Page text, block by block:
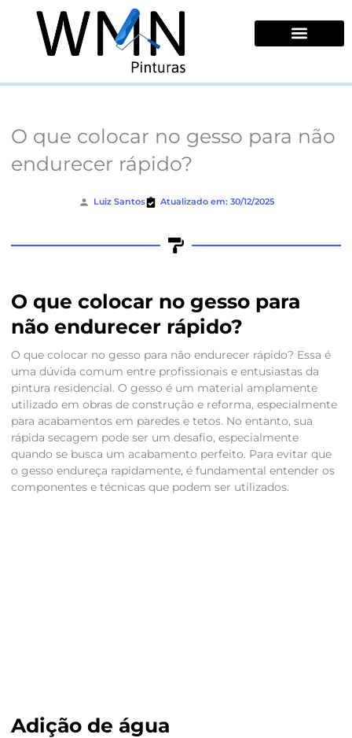
conteúdo
O que colocar no gesso para não
endurecer rápido?
Luiz Santos Atualizado em: 30/12/2025
O que colocar no gesso para
não endurecer rápido?
O que colocar no gesso para não endurecer rápido? Essa é
uma dúvida comum entre profissionais e entusiastas da
pintura residencial. O gesso é um material amplamente
utilizado em obras de construção e reforma, especialmente
para acabamentos em paredes e tetos. No entanto, sua
rápida secagem pode ser um desafio, especialmente
quando se busca um acabamento perfeito. Para evitar que
o gesso endureça rapidamente, é fundamental entender os
componentes e técnicas que podem ser utilizados.
Adição de água